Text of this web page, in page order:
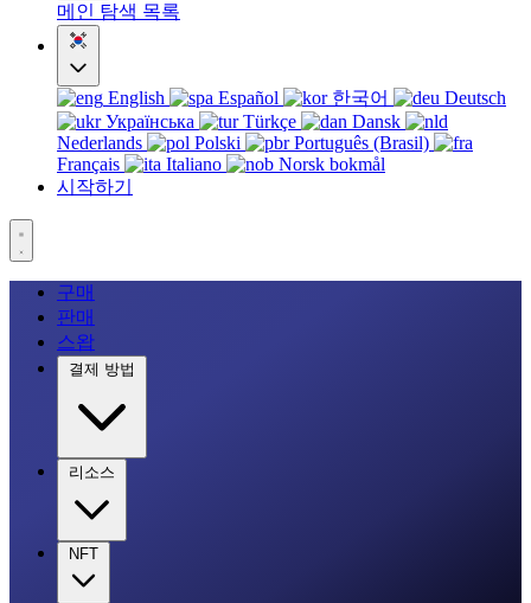
메인 탐색 목록
English Español 한국어
Deutsch
Українська
Türkçe
Dansk
Nederlands
Polski
Português (Brasil)
Français
Italiano
Norsk bokmål
시작하기
구매
판매
스왑
결제 방법
리소스
NFT